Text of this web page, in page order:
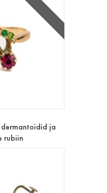
ja
rubiin